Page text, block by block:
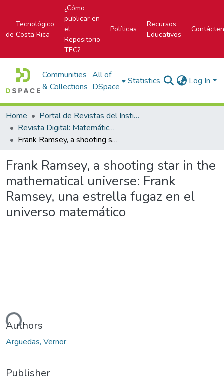
Tecnológico
de Costa Rica
¿Cómo
publicar en
el
Repositorio
TEC?
Políticas
Recursos
Educativos
Communities
& Collections
All of
DSpace
Statistics Log In
Home
Portal de Revistas del Instituto Tecnológico de Costa Rica
Revista Digital: Matemática, Educación e Internet
Frank Ramsey, a shooting star in the mathematical universe: Frank Ramsey, una estrella fugaz en el universo matemático
Frank Ramsey, a shooting star in the
mathematical universe: Frank
Ramsey, una estrella fugaz en el
universo matemático
Authors
Arguedas, Vernor
Publisher